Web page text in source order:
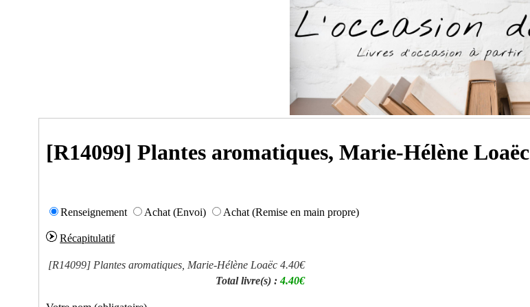
[R14099] Plantes aromatiques, Marie-Hélène Loaëc
Renseignement Achat (Envoi) Achat (Remise en main propre)
Récapitulatif
[R14099] Plantes aromatiques, Marie-Hélène Loaëc 4.40€
Total livre(s) : 4.40€